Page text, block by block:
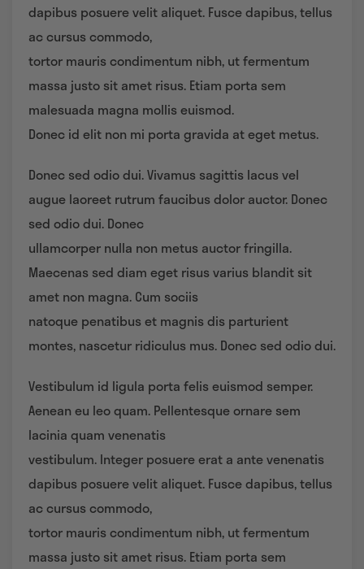
dapibus posuere velit aliquet. Fusce dapibus, tellus
ac cursus commodo,
tortor mauris condimentum nibh, ut fermentum
massa justo sit amet risus. Etiam porta sem
malesuada magna mollis euismod.
Donec id elit non mi porta gravida at eget metus.
Donec sed odio dui. Vivamus sagittis lacus vel
augue laoreet rutrum faucibus dolor auctor. Donec
sed odio dui. Donec
ullamcorper nulla non metus auctor fringilla.
Maecenas sed diam eget risus varius blandit sit
amet non magna. Cum sociis
natoque penatibus et magnis dis parturient
montes, nascetur ridiculus mus. Donec sed odio dui.
Vestibulum id ligula porta felis euismod semper.
Aenean eu leo quam. Pellentesque ornare sem
lacinia quam venenatis
vestibulum. Integer posuere erat a ante venenatis
dapibus posuere velit aliquet. Fusce dapibus, tellus
ac cursus commodo,
tortor mauris condimentum nibh, ut fermentum
massa justo sit amet risus. Etiam porta sem